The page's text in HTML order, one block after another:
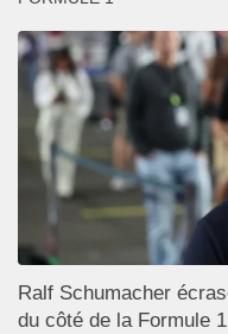
Ralf Schumacher
du côté de la Formule